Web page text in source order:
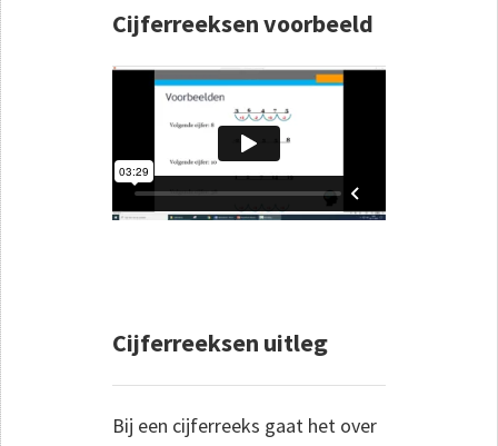
Cijferreeksen voorbeeld
Cijferreeksen uitleg
Bij een cijferreeks gaat het over